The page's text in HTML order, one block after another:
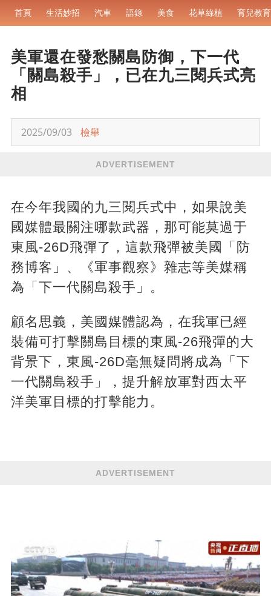
首頁 生活妙招 汽車 語錄 美食 花草綠植 育兒教育
美軍還在發愁關島防御，下一代
「關島殺手」，已在九三閱兵式亮
相
2025/09/03 檢舉
ADVERTISEMENT
在今年我國的九三閱兵式中，如果說美
國媒體最關注哪款武器，那可能莫過于
東風-26D飛彈了，這款飛彈被美國「防
務博客」、《軍事觀察》雜志等美媒稱
為「下一代關島殺手」。
顧名思義，美國媒體認為，在我軍已經
裝備可打擊關島目標的東風-26飛彈的大
背景下，東風-26D毫無疑問將成為「下
一代關島殺手」，提升解放軍對西太平
洋美軍目標的打擊能力。
ADVERTISEMENT